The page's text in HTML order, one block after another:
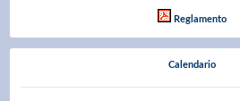
Reglamento
Calendario